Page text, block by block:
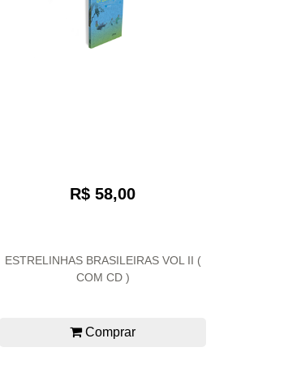
R$ 58,00
ESTRELINHAS BRASILEIRAS VOL II (
COM CD )
Comprar